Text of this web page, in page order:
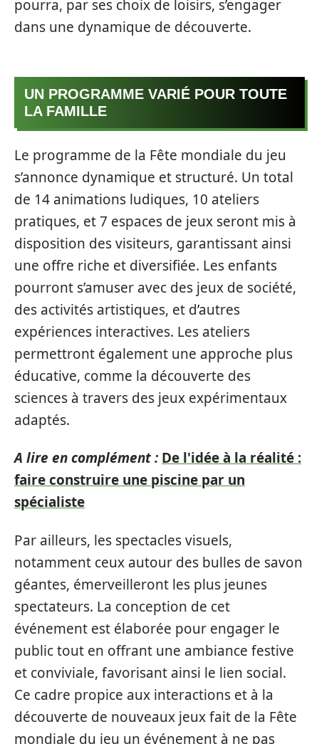
pourra, par ses choix de loisirs, s’engager
dans une dynamique de découverte.
UN PROGRAMME VARIÉ POUR TOUTE
LA FAMILLE
Le programme de la Fête mondiale du jeu
s’annonce dynamique et structuré. Un total
de 14 animations ludiques, 10 ateliers
pratiques, et 7 espaces de jeux seront mis à
disposition des visiteurs, garantissant ainsi
une offre riche et diversifiée. Les enfants
pourront s’amuser avec des jeux de société,
des activités artistiques, et d’autres
expériences interactives. Les ateliers
permettront également une approche plus
éducative, comme la découverte des
sciences à travers des jeux expérimentaux
adaptés.
A lire en complément : De l'idée à la réalité :
faire construire une piscine par un
spécialiste
Par ailleurs, les spectacles visuels,
notamment ceux autour des bulles de savon
géantes, émerveilleront les plus jeunes
spectateurs. La conception de cet
événement est élaborée pour engager le
public tout en offrant une ambiance festive
et conviviale, favorisant ainsi le lien social.
Ce cadre propice aux interactions et à la
découverte de nouveaux jeux fait de la Fête
mondiale du jeu un événement à ne pas